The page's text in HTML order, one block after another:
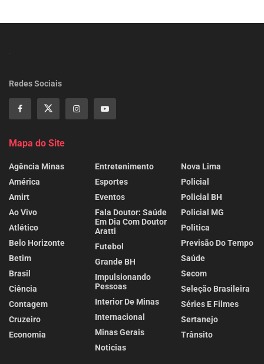
Redes Sociais
Mapa do Site
Agência Minas
América
Amirt
Ao Vivo
Atlético
Belo Horizonte
Betim
Brasil
Ciência
Contagem
Cruzeiro
Economia
Entretenimento
Esportes
Eventos
Fala Doutor: Saúde
Em Dia Com Doutor
Aratti
Futebol
Grande BH
Impulsionando
Pessoas
Interior De Minas
Internacional
Minas Gerais
Noticias
Nova Lima
Policial
Policial BH
Policial MG
Politica
Previsão Do Tempo
Saúde
Secom
Seleção Brasileira
Séries E Filmes
Sertanejo
Trânsito